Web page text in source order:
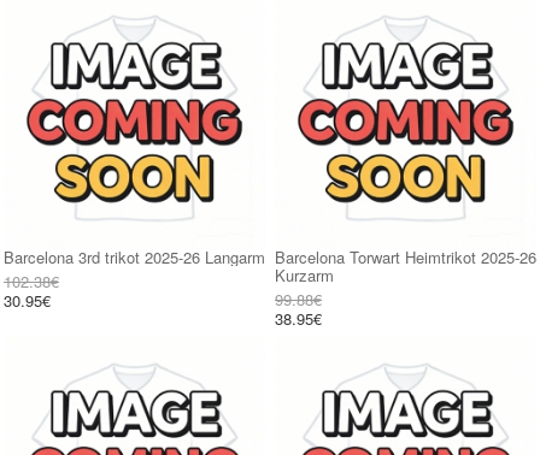
Barcelona 3rd trikot 2025-26 Langarm
102.38€
30.95€
Barcelona Torwart Heimtrikot 2025-26
Kurzarm
99.88€
38.95€